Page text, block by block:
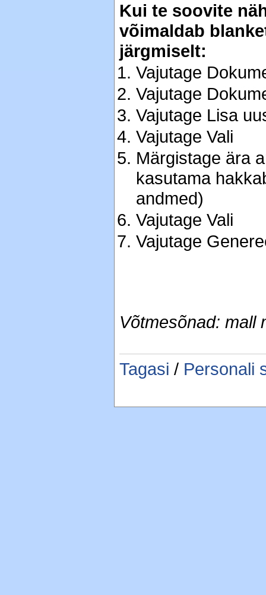
Kui te soovite
võimaldab
järgmiselt:
Vajutage
Vajutage
Vajutage Lisa
Vajutage Vali
Märgistage ära
kasutama
andmed)
Vajutage Vali
Vajutage
Võtmesõnad: mall
Tagasi / Personali